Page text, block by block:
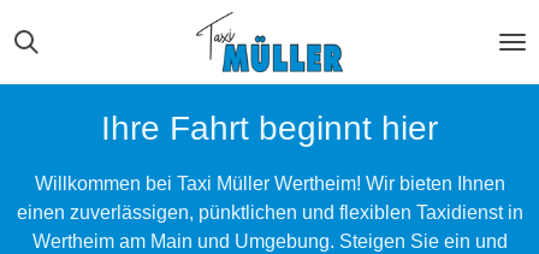
Zum
Hauptinhalt
springen
Ihre Fahrt beginnt hier
Willkommen bei Taxi Müller Wertheim! Wir bieten Ihnen
einen zuverlässigen, pünktlichen und flexiblen Taxidienst in
Wertheim am Main und Umgebung. Steigen Sie ein und